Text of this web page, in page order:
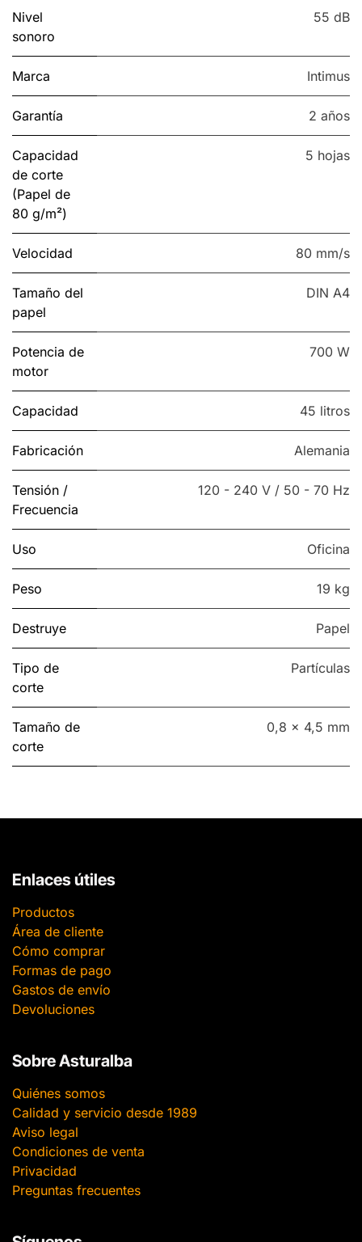
Nivel
sonoro
55 dB
Marca Intimus
Garantía 2 años
Capacidad
de corte
(Papel de
80 g/m²)
5 hojas
Velocidad 80 mm/s
Tamaño del
papel
DIN A4
Potencia de
motor
700 W
Capacidad 45 litros
Fabricación Alemania
Tensión /
Frecuencia
120 - 240 V / 50 - 70 Hz
Uso Oficina
Peso 19 kg
Destruye Papel
Tipo de
corte
Partículas
Tamaño de
corte
0,8 x 4,5 mm
Enlaces útiles
Productos
Área de cliente
Cómo comprar
Formas de pago
Gastos de envío
Devoluciones
Sobre Asturalba
Quiénes somos
Calidad y servicio desde 1989
Aviso legal
Condiciones de venta
Privacidad
Preguntas frecuentes